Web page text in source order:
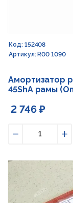
Код: 152408
Артикул: R00 1090
Амортизатор
45ShA рамы
2 746 ₽